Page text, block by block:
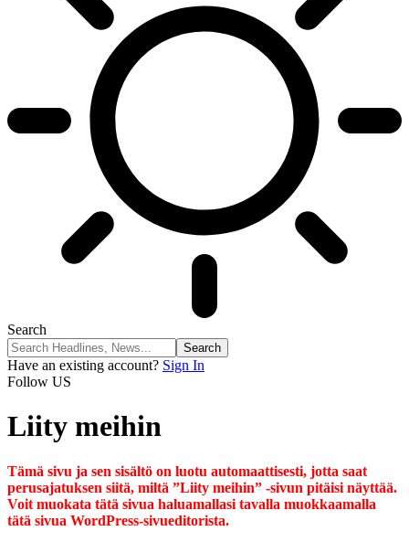
Search
Have an existing account? Sign In
Follow US
Liity meihin
Tämä sivu ja sen sisältö on luotu automaattisesti, jotta saat
perusajatuksen siitä, miltä ”Liity meihin” -sivun pitäisi näyttää.
Voit muokata tätä sivua haluamallasi tavalla muokkaamalla
tätä sivua WordPress-sivueditorista.